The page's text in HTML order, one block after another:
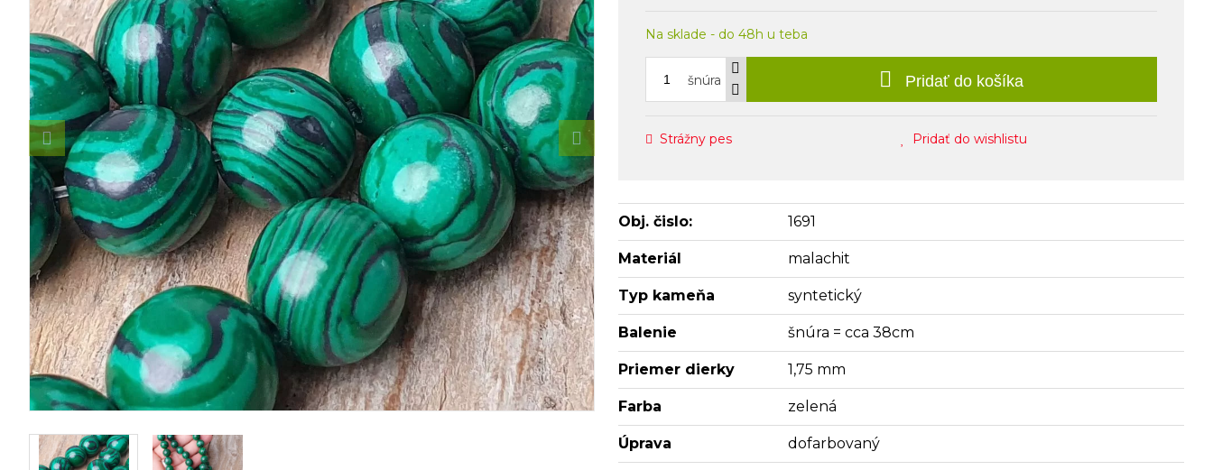
Na sklade - do 48h u teba
šnúra Pridať do košíka
Strážny pes Pridať do wishlistu
Obj. čislo: 1691
Materiál malachit
Typ kameňa syntetický
Balenie šnúra = cca 38cm
Priemer dierky 1,75 mm
Farba zelená
Úprava dofarbovaný